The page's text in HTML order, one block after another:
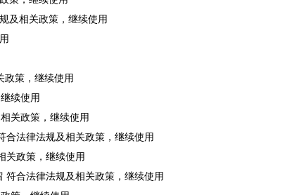
及相关政策，继续使用
政策，继续使用
续使用
关政策，继续使用
法律法规及相关政策，继续使用
关政策，继续使用
合法律法规及相关政策，继续使用